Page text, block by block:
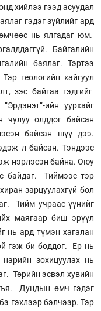
хийлээ гээд асуудал
гэдэг зүйлийг ард
нь ялгадаг юм.
Байгалийн
баялаг. Тэртээ
геологийн хайгуул
зэс байгаа гэдгийг
ийн уурхайг
чулуу олддог байсан
байсан шүү дээ.
л байсан. Тэндээс
нэрлэсэн байна. Оюу
байдаг. Тиймээс тэр
зарцуулахгүй бол
Тийм учраас үүнийг
маягаар биш эрүүл
нь ард түмэн хагалан
гэж би боддог. Ер нь
зохицуулах нь
Төрийн эсвэл хувийн
Дундын өмч гэдэг
гэхлээр бэлчээр. Тэр